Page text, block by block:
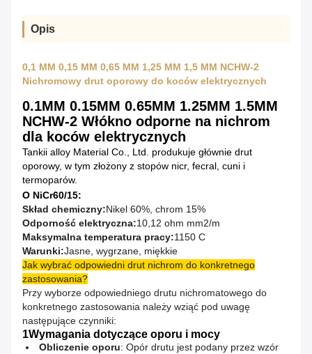
Opis
0,1 MM 0,15 MM 0,65 MM 1,25 MM 1,5 MM NCHW-2
Nichromowy drut oporowy do koców elektrycznych
0.1MM 0.15MM 0.65MM 1.25MM 1.5MM
NCHW-2 Włókno odporne na nichrom
dla koców elektrycznych
Tankii alloy Material Co., Ltd. produkuje głównie drut
oporowy, w tym złożony z stopów nicr, fecral, cuni i
termoparów.
O NiCr60/15:
Skład chemiczny:Nikel 60%, chrom 15%
Odporność elektryczna:10,12 ohm mm2/m
Maksymalna temperatura pracy:1150 C
Warunki:Jasne, wygrzane, miękkie
Jak wybrać odpowiedni drut nichrom do konkretnego
zastosowania?
Przy wyborze odpowiedniego drutu nichromatowego do
konkretnego zastosowania należy wziąć pod uwagę
następujące czynniki:
1Wymagania dotyczące oporu i mocy
Obliczenie oporu: Opór drutu jest podany przez wzór